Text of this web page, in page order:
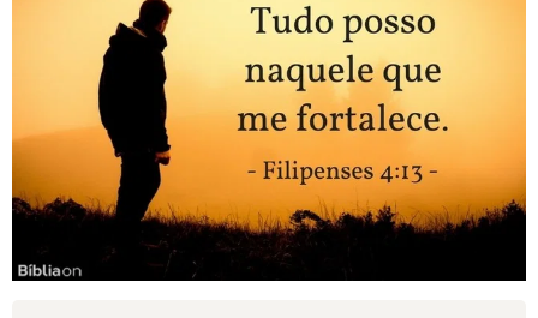
PERGUNTE À BÍBLIA
TERMO BÍBLICO
QUEM SOMOS
LOJA BÍBLIAON